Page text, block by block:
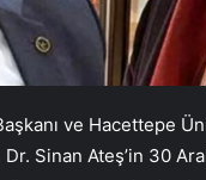
ve Hacettepe
Sinan Ateş’in 30